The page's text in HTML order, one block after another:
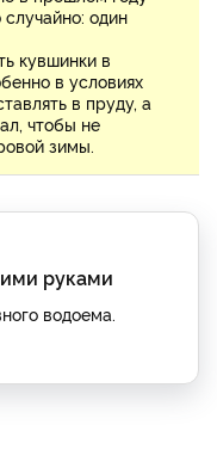
один
кувшинки в
в условиях
в пруду, а
чтобы не
зимы.
руками
водоема.